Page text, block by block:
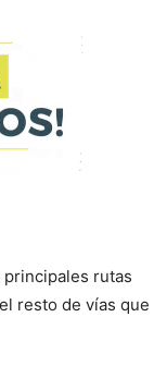
principales rutas
resto de vías que